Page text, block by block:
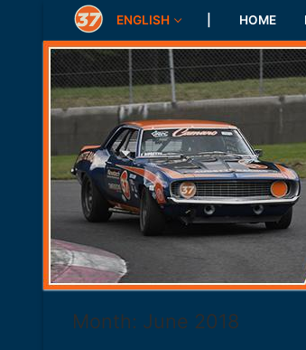
content
ENGLISH HOME
Month: June 2018